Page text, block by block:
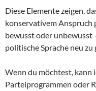
Diese Elemente zeigen,
konservativem Anspruch
bewusst oder
politische Sprache neu zu
Wenn du möchtest, kann
Parteiprogrammen oder